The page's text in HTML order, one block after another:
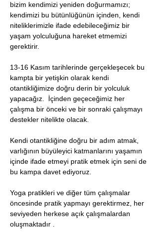
bizim kendimizi yeniden doğurmamızı;
kendimizi bu bütünlüğünün içinden, kendi
niteliklerimizle ifade edebileceğimiz bir
yaşam yolculuğuna hareket etmemizi
gerektirir.
13-16 Kasım tarihlerinde gerçekleşecek bu
kampta bir yetişkin olarak kendi
otantikliğimize doğru derin bir yolculuk
yapacağız.  İçinden geçeceğimiz her
çalışma bir önceki ve bir sonraki çalışmayı
destekler nitelikte olacak.
Kendi otantikliğine doğru bir adım atmak,
varlığının büyüleyici katmanlarını yaşamın
içinde ifade etmeyi pratik etmek için seni de
bu kampa davet ediyoruz.
Yoga pratikleri ve diğer tüm çalışmalar
öncesinde pratik yapmayı gerektirmez, her
seviyeden herkese açık çalışmalardan
oluşmaktadır .